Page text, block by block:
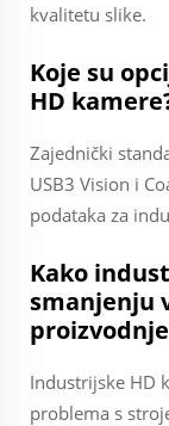
kvalitetu slike.
Koje su
HD
Zajednički
USB3 Vision i
podataka za
Kako
smanjenju
Industrijske HD
problema s